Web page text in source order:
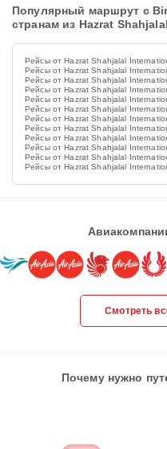
Популярный маршрут с
странам из Hazrat
Рейсы от Hazrat Shahjalal
Рейсы от Hazrat Shahjalal
Рейсы от Hazrat Shahjalal
Рейсы от Hazrat Shahjalal
Рейсы от Hazrat Shahjalal
Рейсы от Hazrat Shahjalal
Рейсы от Hazrat Shahjalal
Рейсы от Hazrat Shahjalal
Рейсы от Hazrat Shahjalal
Рейсы от Hazrat Shahjalal
Рейсы от Hazrat Shahjalal
Рейсы от Hazrat Shahjalal
Смотреть
Почему нужно